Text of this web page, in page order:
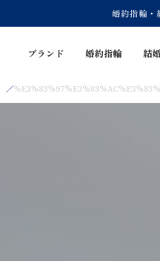
婚約指輪
ブランド 婚約指輪 結